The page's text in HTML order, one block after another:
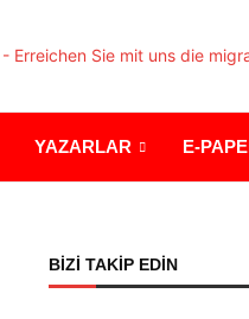
YAZARLAR E-
BİZİ TAKİP EDİN